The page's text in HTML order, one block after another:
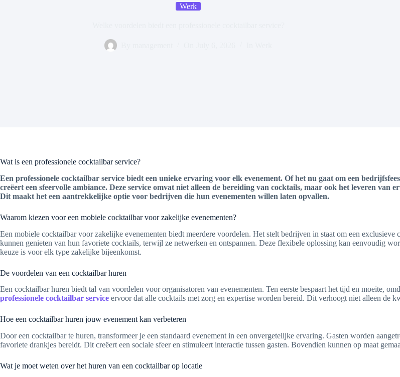
Werk
Wat is een professionele cocktailbar service?
Een professionele cocktailbar service biedt een unieke ervaring voor elk evenement. Of het nu gaat om een
creëert een sfeervolle ambiance. Deze service omvat niet alleen de bereiding van cocktails, maar ook het leveren
Dit maakt het een aantrekkelijke optie voor bedrijven die hun evenementen willen laten opvallen.
Waarom kiezen voor een mobiele cocktailbar voor zakelijke evenementen?
Een mobiele cocktailbar voor zakelijke evenementen biedt meerdere voordelen. Het stelt bedrijven in staat om een
kunnen genieten van hun favoriete cocktails, terwijl ze netwerken en ontspannen. Deze flexibele oplossing kan eenvoudig
keuze is voor elk type zakelijke bijeenkomst.
De voordelen van een cocktailbar huren
Een cocktailbar huren biedt tal van voordelen voor organisatoren van evenementen. Ten eerste bespaart het tijd en moeite,
professionele cocktailbar service ervoor dat alle cocktails met zorg en expertise worden bereid. Dit verhoogt niet alleen de
Hoe een cocktailbar huren jouw evenement kan verbeteren
Door een cocktailbar te huren, transformeer je een standaard evenement in een onvergetelijke ervaring. Gasten worden
favoriete drankjes bereidt. Dit creëert een sociale sfeer en stimuleert interactie tussen gasten. Bovendien kunnen op maat
Wat je moet weten over het huren van een cocktailbar op locatie